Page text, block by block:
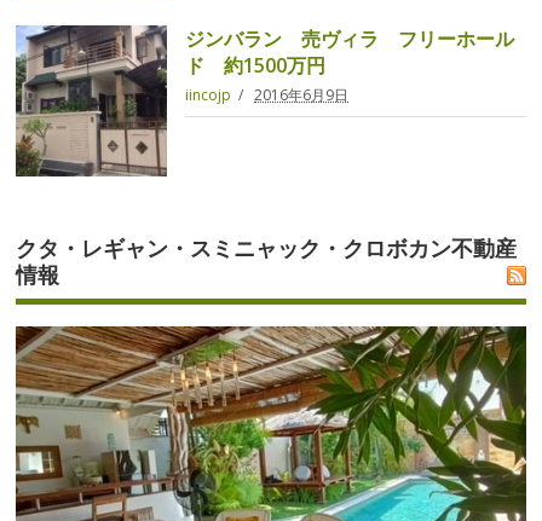
ジンバラン 売ヴィラ フリーホール
ド 約1500万円
iincojp 2016年6月9日
クタ・レギャン・スミニャック・クロボカン不動産
情報